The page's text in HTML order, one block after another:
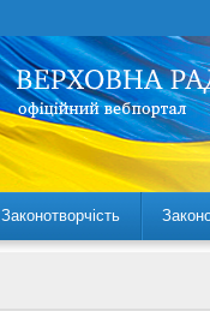
Законотворчість